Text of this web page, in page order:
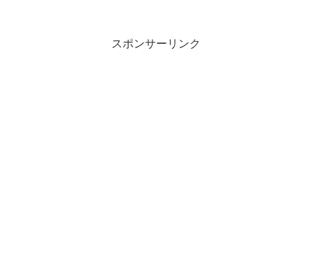
スポンサーリンク